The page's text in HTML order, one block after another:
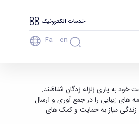
خدمات الکترونیک
Fa En
کرمانشاه - دانشگاه
به یاری زلزله زدگان شتافتند.
های زیبایی را در جمع آوری و ارسال
زندگی میاز به حمایت و کمک های